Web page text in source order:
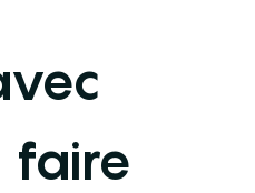
faire